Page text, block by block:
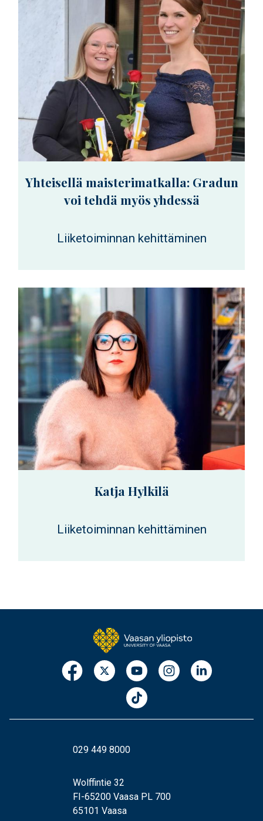
Yhteisellä maisterimatkalla: Gradun
voi tehdä myös yhdessä
Liiketoiminnan kehittäminen
Katja Hylkilä
Liiketoiminnan kehittäminen
029 449 8000
Wolffintie 32
FI-65200 Vaasa PL 700
65101 Vaasa